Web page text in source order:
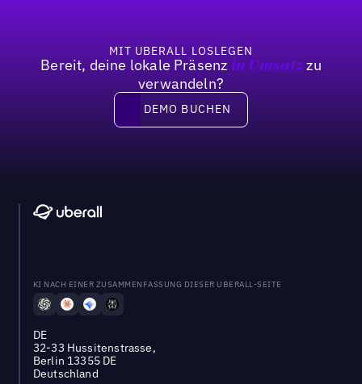
MIT UBERALL LOSLEGEN
Bereit, deine lokale Präsenz in Umsatzzu
verwandeln?
DEMO BUCHEN
DEMO BUCHEN
KI NACH EINER ZUSAMMENFASSUNG DIESER UBERALL-SEITE
DE
32-33 Hussitenstrasse,
Berlin 13355 DE
Deutschland